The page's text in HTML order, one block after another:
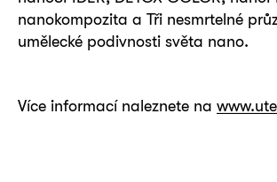
nanokompozita a Tři nesmrtelné
umělecké podivnosti světa nano.
Více informací naleznete na